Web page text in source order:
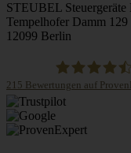
STEUBEL
Tempelhofer Damm 129
12099 Berlin
STEUBEL
215 Bewertungen auf